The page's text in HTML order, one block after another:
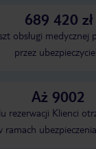
689 420 zł
obsługi
przez
Aż 9002
rezerwacji Klienci
ramach